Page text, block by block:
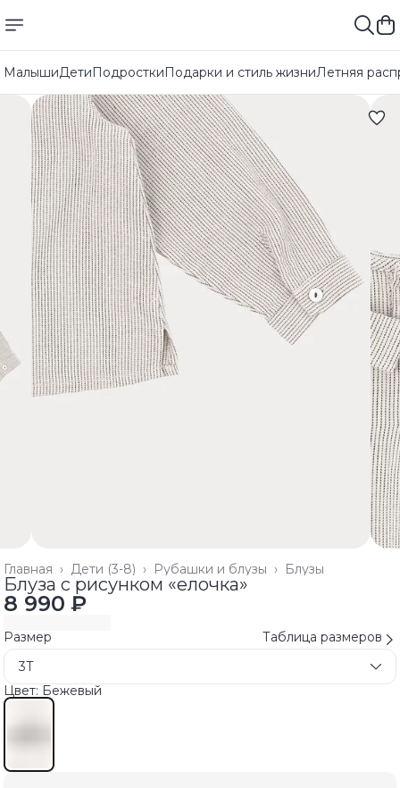
МалышиДетиПодросткиПодарки и стиль жизниЛетняя
Блузы
Рубашки и блузы ›
Дети (3-8) ›
Главная ›
Блуза с рисунком «елочка»
8 990 ₽
Размер
Таблица размеров
3T
Цвет: Бежевый